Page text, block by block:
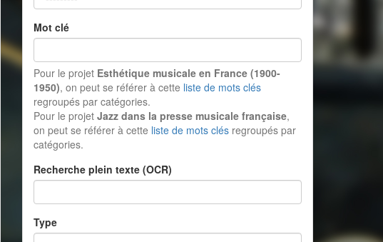
Mot clé
Pour le projet Esthétique musicale en France (1900-
1950), on peut se référer à cette liste de mots clés
regroupés par catégories.
Pour le projet Jazz dans la presse musicale française,
on peut se référer à cette liste de mots clés regroupés par
catégories.
Recherche plein texte (OCR)
Type